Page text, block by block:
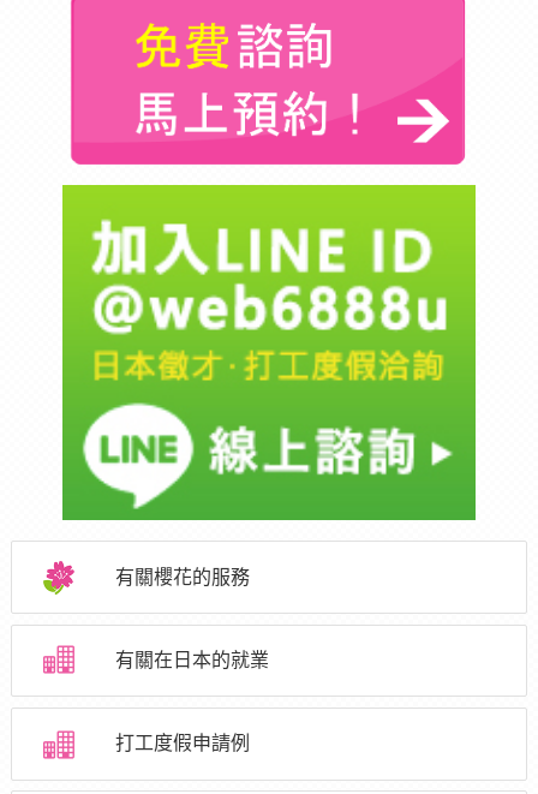
有關櫻花的服務
有關在日本的就業
打工度假申請例